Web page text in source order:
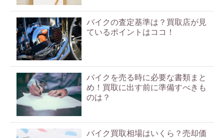
バイクの査定基準は？買取店が見
ているポイントはココ！
バイクを売る時に必要な書類まと
め！買取に出す前に準備すべきも
のは？
バイク買取相場はいくら？売却価